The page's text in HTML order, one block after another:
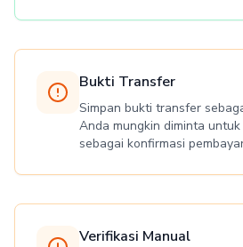
Bukti Transfer
Simpan bukti transfer
Anda mungkin diminta
sebagai konfirmasi
Verifikasi Manual